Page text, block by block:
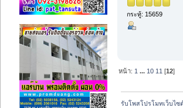
กระทู้: 15659
หน้า: 1 ... 10 11 [12]
รับโพสโปรโมทเว็บไซ